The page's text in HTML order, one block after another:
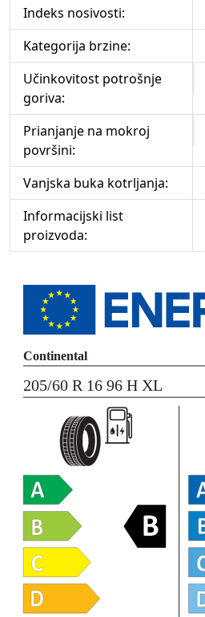
Indeks nosivosti:
Kategorija brzine:
Učinkovitost potrošnje
goriva:
Prianjanje na mokroj
površini:
Vanjska buka kotrljanja:
Informacijski list
proizvoda: